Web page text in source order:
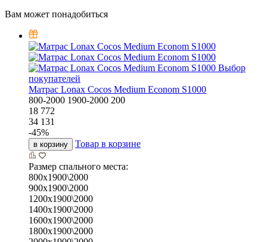
Вам может понадобиться
Выбор
покупателей
Матрас Lonax Cocos Medium Econom S1000
800-2000 1900-2000 200
18 772
34 131
-45%
в корзину Товар в корзине
Размер спального места:
800х1900\2000
900х1900\2000
1200х1900\2000
1400х1900\2000
1600х1900\2000
1800х1900\2000